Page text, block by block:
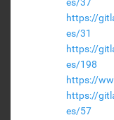
https://
es/31
https://
es/198
https://
https://
es/57